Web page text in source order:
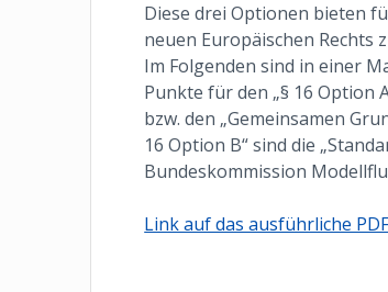
Diese drei Optionen bieten
neuen Europäischen Rechts
Im Folgenden sind in einer
Punkte für den „§ 16 Option
bzw. den „Gemeinsamen
16 Option B“ sind die
Bundeskommission
Link auf das ausführliche